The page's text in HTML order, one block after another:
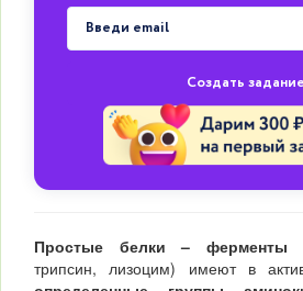
Создать задание
Простые белки – ферменты
трипсин, лизоцим) имеют в